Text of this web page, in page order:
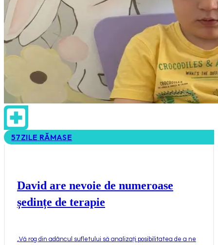
57ZILE RĂMASE
David are nevoie de numeroase
ședințe de terapie
Vă rog din adâncul sufletului să analizați posibilitatea de a ne